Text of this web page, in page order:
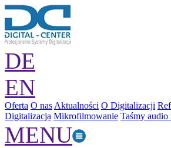
DE
EN
Oferta O nas Aktualności O Digitalizacji
Digitalizacja Mikrofilmowanie Taśmy
MENU